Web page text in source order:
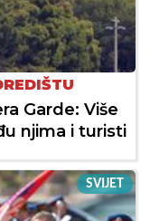
Garde: Više
njima i turisti
SVIJET